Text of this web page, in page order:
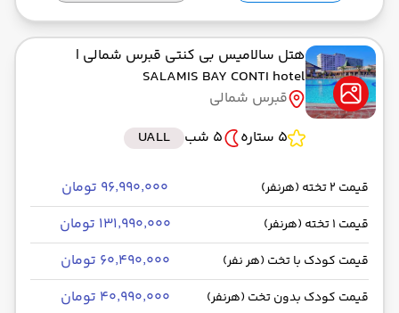
هتل سالامیس بی کنتی قبرس شمالی |
SALAMIS BAY CONTI hotel
قبرس شمالی
5 ستاره
5 شب UALL
قیمت 2 تخته (هرنفر) ۹۶٬۹۹۰٬۰۰۰ تومان
قیمت 1 تخته (هرنفر) ۱۳۱٬۹۹۰٬۰۰۰ تومان
قیمت کودک با تخت (هر نفر) ۶۰٬۴۹۰٬۰۰۰ تومان
قیمت کودک بدون تخت (هرنفر) ۴۰٬۹۹۰٬۰۰۰ تومان